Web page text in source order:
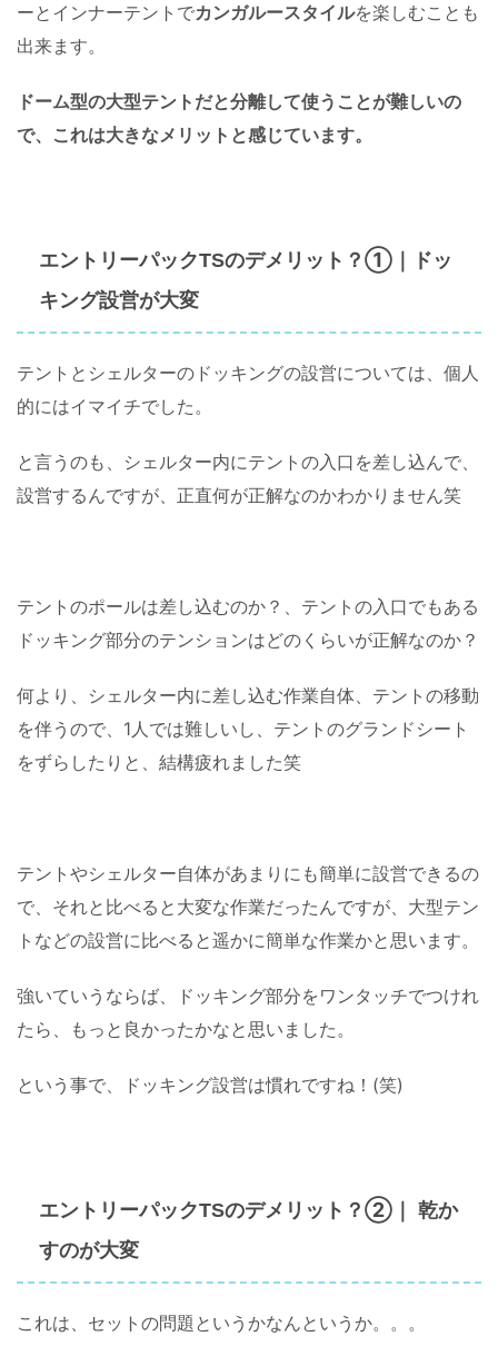
ーとインナーテントでカンガルースタイルを楽しむことも
出来ます。
ドーム型の大型テントだと分離して使うことが難しいの
で、これは大きなメリットと感じています。
エントリーパックTSのデメリット ？①
ドッ
キング設営が大変
テントとシェルターのドッキングの設営については、個人
的にはイマイチでした。
と言うのも、シェルター内にテントの入口を差し込んで、
設営するんですが、正直何が正解なのかわかりません笑
テントのポールは差し込むのか？、テントの入口でもある
ドッキング部分のテンションはどのくらいが正解なのか？
何より、シェルター内に差し込む作業自体、テントの移動
を伴うので、1人では難しいし、テントのグランドシート
をずらしたりと、結構疲れました笑
テントやシェルター自体があまりにも簡単に設営できるの
で、それと比べると大変な作業だったんですが、大型テン
トなどの設営に比べると遥かに簡単な作業かと思います。
強いていうならば、ドッキング部分をワンタッチでつけれ
たら、もっと良かったかなと思いました。
という事で、ドッキング設営は慣れですね！(笑)
エントリーパックTSのデメリット ？② ｜ 乾か
すのが大変
これは、セットの問題というかなんというか。。。